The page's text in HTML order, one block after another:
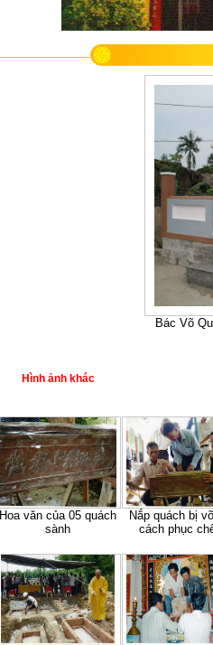
Bác Võ
Hình ảnh khác
Hoa văn của 05 quách
sành
Nắp quách bị
cách phục